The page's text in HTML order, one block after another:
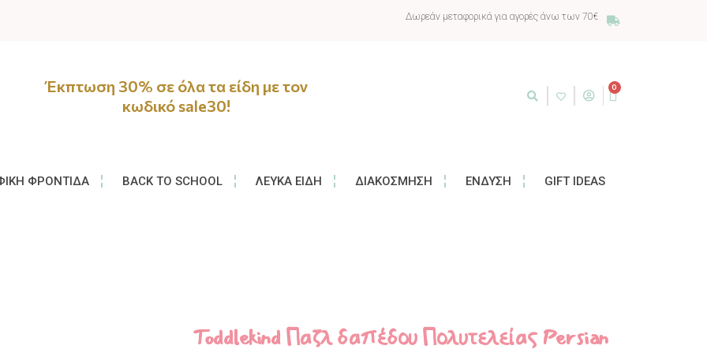
Δωρεάν μεταφορικά για αγορές άνω των 70€
Έκπτωση 30% σε όλα τα είδη με τον
κωδικό sale30!
0
ΦΡΟΝΤΊΔΑ BACK TO SCHOOL ΛΕΥΚΆ ΕΊΔΗ ΔΙΑΚΌΣΜΗΣΗ ΈΝΔΥΣΗ GIFT IDEAS
Toddlekind Παζλ δαπέδου Πολυτελείας Persian